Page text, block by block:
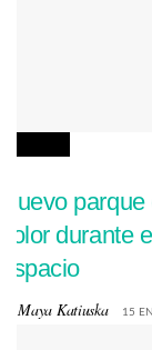
Nuevo
color durante
espacio
Maya Katiuska 15